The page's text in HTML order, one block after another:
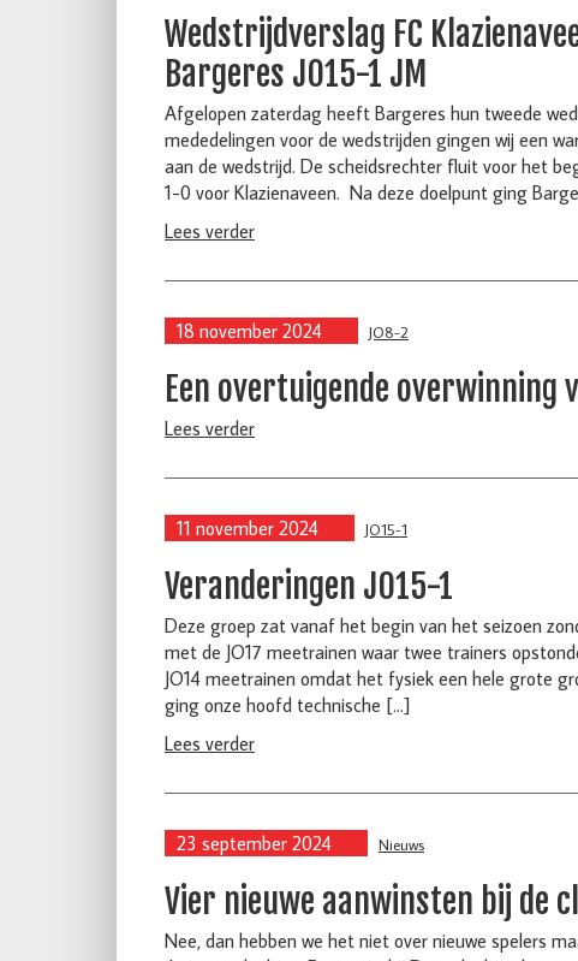
Wedstrijdverslag FC
Bargeres JO15-1 JM
Afgelopen zaterdag heeft Bargeres hun tweede
mededelingen voor de wedstrijden gingen wij een
aan de wedstrijd. De scheidsrechter fluit voor het
1-0 voor Klazienaveen. Na deze doelpunt ging
Lees verder
18 november 2024 JO8-2
Een overtuigende overwinning
Lees verder
11 november 2024 JO15-1
Veranderingen JO15-1
Deze groep zat vanaf het begin van het seizoen
met de JO17 meetrainen waar twee trainers
JO14 meetrainen omdat het fysiek een hele grote
ging onze hoofd technische […]
Lees verder
23 september 2024 Nieuws
Vier nieuwe aanwinsten bij de
Nee, dan hebben we het niet over nieuwe spelers